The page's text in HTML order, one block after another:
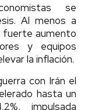
se
Al menos a
fuerte aumento
y equipos
la inflación.
con Irán el
hasta un
impulsada